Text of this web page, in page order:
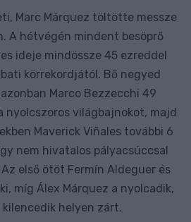
Marc Márquez töltötte messze
A hétvégén mindent besöprő
ideje mindössze 45 ezreddel
körrekordjától. Bő negyed
Marco Bezzecchi 49
nyolcszoros világbajnokot, majd
Maverick Viñales további 6
nem hivatalos pályacsúccsal
első ötöt Fermín Aldeguer és
míg Álex Márquez a nyolcadik,
kilencedik helyen zárt.